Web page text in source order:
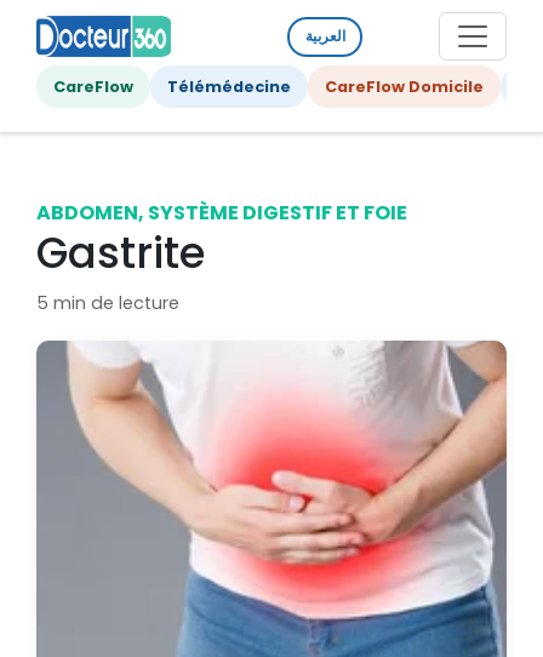
العربية
CareFlow Télémédecine CareFlow Domicile
ABDOMEN, SYSTÈME DIGESTIF ET FOIE
Gastrite
5 min de lecture